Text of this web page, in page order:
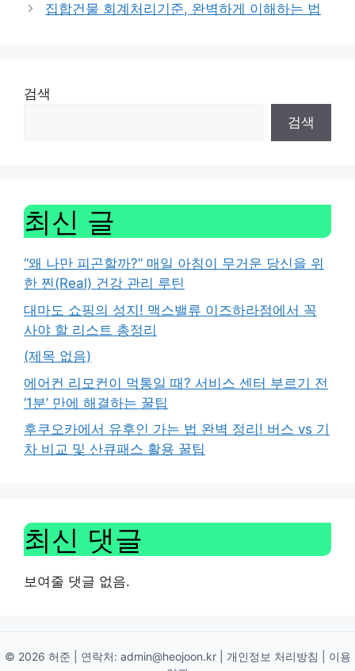
집합건물 회계처리기준, 완벽하게 이해하는 법
검색
검색
최신 글
“왜 나만 피곤할까?” 매일 아침이 무거운 당신을 위
한 찐(Real) 건강 관리 루틴
대마도 쇼핑의 성지! 맥스밸류 이즈하라점에서 꼭
사야 할 리스트 총정리
(제목 없음)
에어컨 리모컨이 먹통일 때? 서비스 센터 부르기 전
‘1분’ 만에 해결하는 꿀팁
후쿠오카에서 유후인 가는 법 완벽 정리! 버스 vs 기
차 비교 및 산큐패스 활용 꿀팁
최신 댓글
보여줄 댓글 없음.
© 2026 허준 | 연락처: admin@heojoon.kr| 개인정보 처리방침
이용